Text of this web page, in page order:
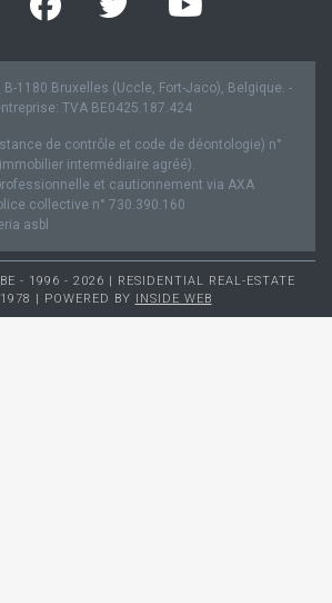
B-1180 Bruxelles (Uccle, Fort-Jaco), Belgique. -
TVA BE0425.187.424
de contrôle et code de déontologie) n°
intermédiaire agréé).
et cautionnement via AXA
collective n° 730.390.160
asbl
- 1996 - 2026 | RESIDENTIAL REAL-ESTATE
| POWERED BY INSIDE WEB